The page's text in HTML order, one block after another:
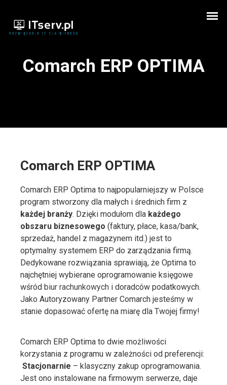
Comarch ERP OPTIMA
Comarch ERP OPTIMA
Comarch ERP Optima to najpopularniejszy w Polsce
program stworzony dla małych i średnich firm z
każdej branży. Dzięki modułom dla każdego
obszaru biznesowego (faktury, płace, kasa/bank,
sprzedaż, handel z magazynem itd.) jest to
optymalny systemem ERP do zarządzania firmą.
Dedykowane rozwiązania sprawiają, że Optima to
najchętniej wybierane oprogramowanie księgowe
wśród biur rachunkowych i doradców podatkowych.
Jako Autoryzowany Partner Comarch jesteśmy w
stanie dopasować ofertę na miarę dla Twojej firmy!
Comarch ERP Optima to dwie możliwości
korzystania z programu w zależności od preferencji:
Stacjonarnie – klasyczny zakup oprogramowania.
Jest ono instalowane na firmowym serwerze, daje